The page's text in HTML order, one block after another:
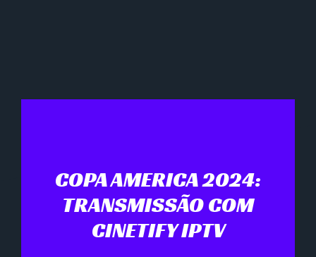
COPA AMERICA 2024:
TRANSMISSÃO COM
CINETIFY IPTV